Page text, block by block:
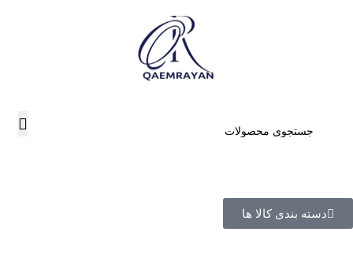
دسته بندی کالا ها